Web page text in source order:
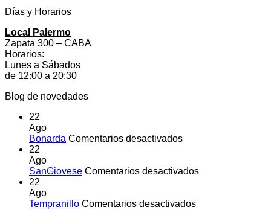
Días y Horarios
Local Palermo
Zapata 300 – CABA
Horarios:
Lunes a Sábados
de 12:00 a 20:30
Blog de novedades
22
Ago
Bonarda Comentarios desactivadosen
22
Ago
SanGiovese Comentarios desactivadosen
22
Ago
Tempranillo Comentarios desactivadosen